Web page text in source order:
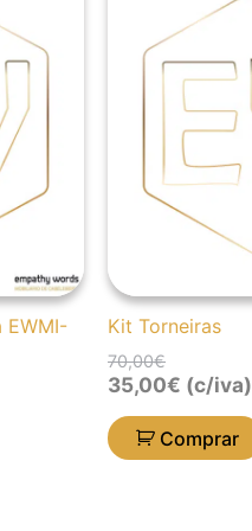
EWMI-
Kit Torneiras
70,00€
original
era:
é:
35,00€ (c/iva)
Comprar